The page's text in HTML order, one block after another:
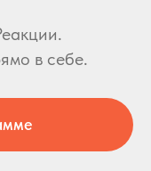
в себе.